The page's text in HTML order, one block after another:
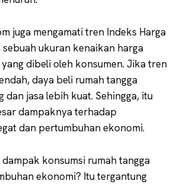
juga mengamati tren Indeks Harga
sebuah ukuran kenaikan harga
dibeli oleh konsumen. Jika tren
daya beli rumah tangga
dan jasa lebih kuat. Sehingga, itu
dampaknya terhadap
dan pertumbuhan ekonomi.
konsumsi rumah tangga
ekonomi? Itu tergantung